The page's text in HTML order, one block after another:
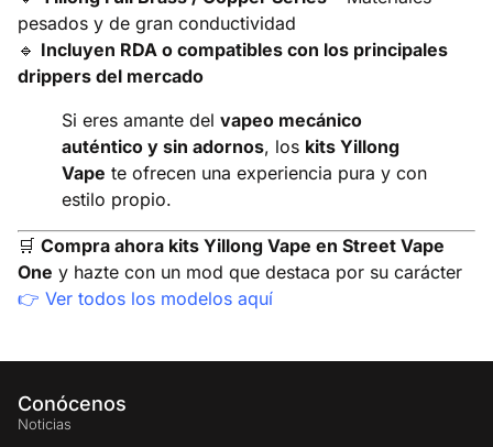
pesados y de gran conductividad
🔹 Incluyen RDA o compatibles con los principales
drippers del mercado
Si eres amante del vapeo mecánico
auténtico y sin adornos, los kits Yillong
Vape te ofrecen una experiencia pura y con
estilo propio.
🛒 Compra ahora kits Yillong Vape en Street Vape
One y hazte con un mod que destaca por su carácter
👉 Ver todos los modelos aquí
Conócenos
Noticias